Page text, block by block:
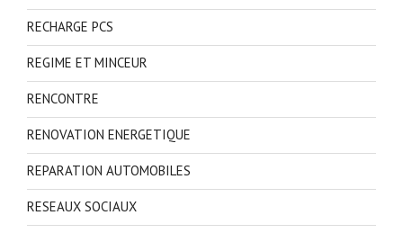
RECHARGE PCS
REGIME ET MINCEUR
RENCONTRE
RENOVATION ENERGETIQUE
REPARATION AUTOMOBILES
RESEAUX SOCIAUX